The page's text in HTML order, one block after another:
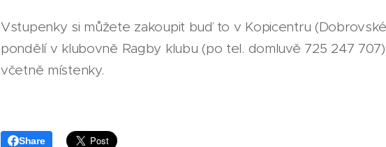
Vstupenky si můžete zakoupit buď to v Kopicentru
pondělí v klubovně Ragby klubu (po tel. domluvě 725 247
včetně místenky.
Share